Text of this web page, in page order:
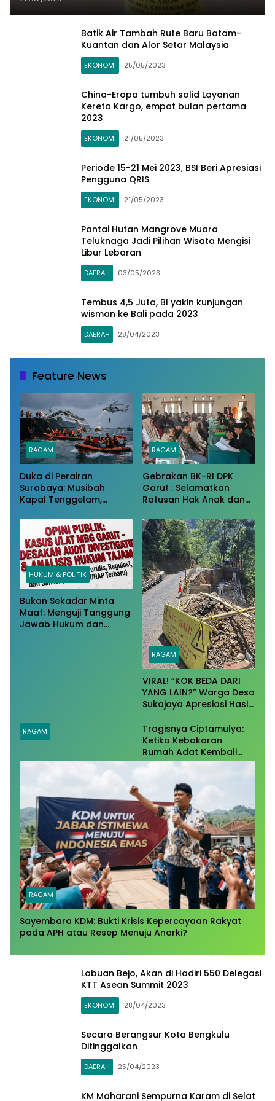
Serta Membuat Kulit Menjadi
Lembut dan Halus Berkilau
Batik Air Tambah Rute Baru Batam-
Kuantan dan Alor Setar Malaysia
EKONOMI 25/05/2023
China-Eropa tumbuh solid Layanan
Kereta Kargo, empat bulan pertama
2023
EKONOMI 21/05/2023
Periode 15-21 Mei 2023, BSI Beri Apresiasi
Pengguna QRIS
EKONOMI 21/05/2023
Pantai Hutan Mangrove Muara
Teluknaga Jadi Pilihan Wisata Mengisi
Libur Lebaran
DAERAH 03/05/2023
Tembus 4,5 Juta, BI yakin kunjungan
wisman ke Bali pada 2023
DAERAH 28/04/2023
Feature News
RAGAM
Duka di Perairan
Surabaya: Musibah
Kapal Tenggelam,
Perjuangan Bertahan
Hidup
RAGAM
Gebrakan BK-RI DPK
Garut : Selamatkan
Ratusan Hak Anak dan
Belenggu Nikah Siri
HUKUM & POLITIK
Bukan Sekadar Minta
Maaf: Menguji Tanggung
Jawab Hukum dan
RAGAM
​VIRAL! “KOK BEDA DARI
YANG LAIN?” Warga Desa
Sukajaya Apresiasi Hasil
RAGAM
Tragisnya Ciptamulya:
Ketika Kebakaran
Rumah Adat Kembali
Membuka Tabir
dan Kejahatan Tanpa
SLO​
RAGAM
Sayembara KDM: Bukti Krisis Kepercayaan Rakyat
pada APH atau Resep Menuju Anarki?​
Labuan Bejo, Akan di Hadiri 550 Delegasi
KTT Asean Summit 2023
EKONOMI 28/04/2023
Secara Berangsur Kota Bengkulu
Ditinggalkan
DAERAH 25/04/2023
KM Maharani Sempurna Karam di Selat